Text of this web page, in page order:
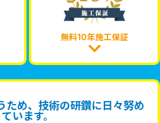
無料10年施工保証
ため、技術の研鑽に日々努め
ています。